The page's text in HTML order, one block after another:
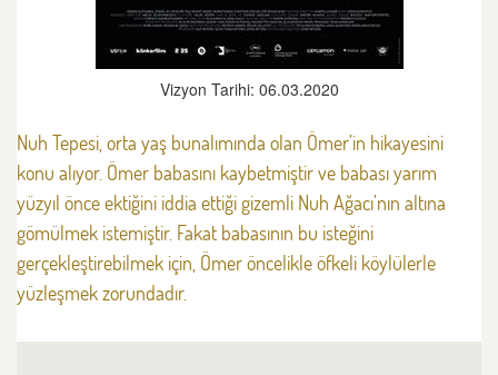
Vizyon Tarihi: 06.03.2020
Nuh Tepesi, orta yaş bunalımında olan Ömer’in hikayesini
konu alıyor. Ömer babasını kaybetmiştir ve babası yarım
yüzyıl önce ektiğini iddia ettiği gizemli Nuh Ağacı’nın altına
gömülmek istemiştir. Fakat babasının bu isteğini
gerçekleştirebilmek için, Ömer öncelikle öfkeli köylülerle
yüzleşmek zorundadır.